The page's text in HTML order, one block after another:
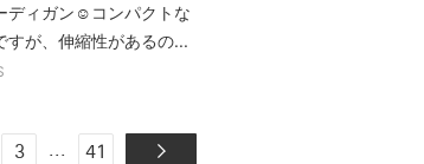
ディガン☺︎コンパクトな
すが、伸縮性があるの...
3 ... 41